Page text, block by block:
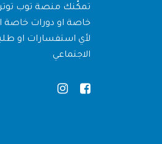
تمكّنك منصة توب
خاصة او دورات خاصة
لأي استفسارات او
الاجتماعي